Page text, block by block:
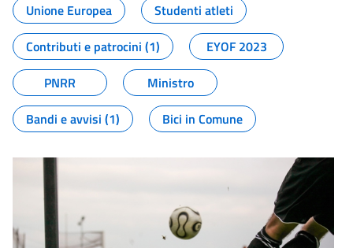
Unione Europea
Studenti atleti
Contributi e patrocini (1)
EYOF 2023
PNRR
Ministro
Bandi e avvisi (1)
Bici in Comune